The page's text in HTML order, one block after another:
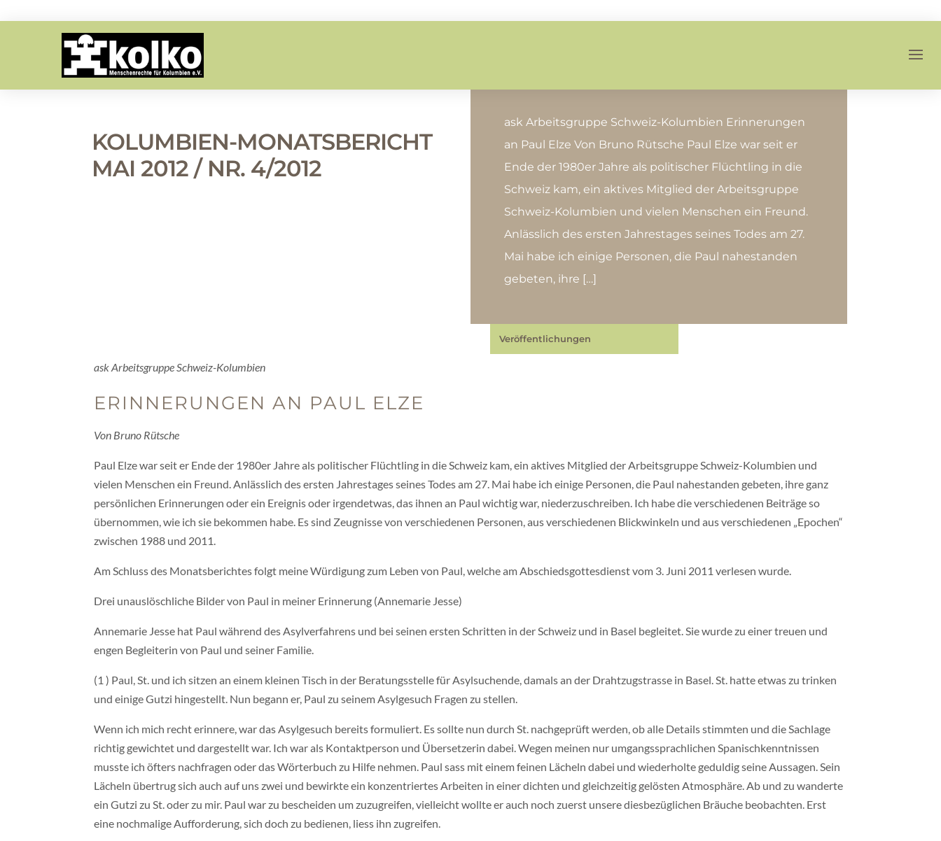
KOLUMBIEN-MONATSBERICHT
MAI 2012 / NR. 4/2012
ask Arbeitsgruppe Schweiz-Kolumbien Erinnerungen
an Paul Elze Von Bruno Rütsche Paul Elze war seit er
Ende der 1980er Jahre als politischer Flüchtling in die
Schweiz kam, ein aktives Mitglied der Arbeitsgruppe
Schweiz-Kolumbien und vielen Menschen ein Freund.
Anlässlich des ersten Jahrestages seines Todes am 27.
Mai habe ich einige Personen, die Paul nahestanden
gebeten, ihre […]
Veröffentlichungen
ask Arbeitsgruppe Schweiz-Kolumbien
ERINNERUNGEN AN PAUL ELZE
Von Bruno Rütsche
Paul Elze war seit er Ende der 1980er Jahre als politischer Flüchtling in die Schweiz kam, ein aktives Mitglied der Arbeitsgruppe Schweiz-Kolumbien und
vielen Menschen ein Freund. Anlässlich des ersten Jahrestages seines Todes am 27. Mai habe ich einige Personen, die Paul nahestanden gebeten, ihre ganz
persönlichen Erinnerungen oder ein Ereignis oder irgendetwas, das ihnen an Paul wichtig war, niederzuschreiben. Ich habe die verschiedenen Beiträge so
übernommen, wie ich sie bekommen habe. Es sind Zeugnisse von verschiedenen Personen, aus verschiedenen Blickwinkeln und aus verschiedenen „Epochen“
zwischen 1988 und 2011.
Am Schluss des Monatsberichtes folgt meine Würdigung zum Leben von Paul, welche am Abschiedsgottesdienst vom 3. Juni 2011 verlesen wurde.
Drei unauslöschliche Bilder von Paul in meiner Erinnerung (Annemarie Jesse)
Annemarie Jesse hat Paul während des Asylverfahrens und bei seinen ersten Schritten in der Schweiz und in Basel begleitet. Sie wurde zu einer treuen und
engen Begleiterin von Paul und seiner Familie.
(1 ) Paul, St. und ich sitzen an einem kleinen Tisch in der Beratungsstelle für Asylsuchende, damals an der Drahtzugstrasse in Basel. St. hatte etwas zu trinken
und einige Gutzi hingestellt. Nun begann er, Paul zu seinem Asylgesuch Fragen zu stellen.
Wenn ich mich recht erinnere, war das Asylgesuch bereits formuliert. Es sollte nun durch St. nachgeprüft werden, ob alle Details stimmten und die Sachlage
richtig gewichtet und dargestellt war. Ich war als Kontaktperson und Übersetzerin dabei. Wegen meinen nur umgangssprachlichen Spanischkenntnissen
musste ich öfters nachfragen oder das Wörterbuch zu Hilfe nehmen. Paul sass mit einem feinen Lächeln dabei und wiederholte geduldig seine Aussagen. Sein
Lächeln übertrug sich auch auf uns zwei und bewirkte ein konzentriertes Arbeiten in einer dichten und gleichzeitig gelösten Atmosphäre. Ab und zu wanderte
ein Gutzi zu St. oder zu mir. Paul war zu bescheiden um zuzugreifen, vielleicht wollte er auch noch zuerst unsere diesbezüglichen Bräuche beobachten. Erst
eine nochmalige Aufforderung, sich doch zu bedienen, liess ihn zugreifen.